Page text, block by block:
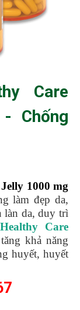
Care
Chống
1000 mg
làm đẹp da,
làn da, duy trì
Care
khả năng
huyết, huyết